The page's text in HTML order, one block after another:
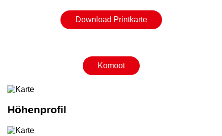
Download Printkarte
Komoot
Höhenprofil